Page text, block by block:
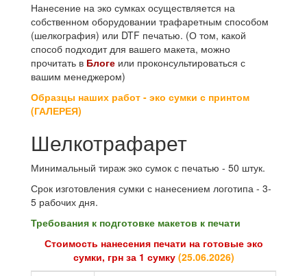
Нанесение на эко сумках осуществляется на
собственном оборудовании трафаретным способом
(шелкография) или DTF печатью. (О том, какой
способ подходит для вашего макета, можно
прочитать в Блоге или проконсультироваться с
вашим менеджером)
Образцы наших работ - эко сумки с принтом
(ГАЛЕРЕЯ)
Шелкотрафарет
Минимальный тираж эко сумок с печатью - 50 штук.
Срок изготовления сумки с нанесением логотипа - 3-
5 рабочих дня.
Требования к подготовке макетов к печати
Стоимость нанесения печати на готовые эко
сумки, грн за 1 сумку (25.06.2026)